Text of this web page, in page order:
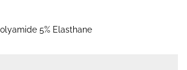
5% Elasthane